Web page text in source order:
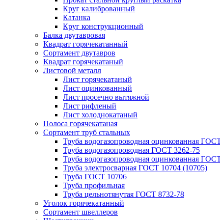
Круг калиброванный
Катанка
Круг конструкционный
Балка двутавровая
Квадрат горячекатанный
Сортамент двутавров
Квадрат горячекатаный
Листовой металл
Лист горячекатаный
Лист оцинкованный
Лист просечно вытяжной
Лист рифленый
Лист холоднокатаный
Полоса горячекатаная
Сортамент труб стальных
Труба водогазопроводная оцинкованная
Труба водогазопроводная ГОСТ 3262-75
Труба водогазопроводная оцинкованная
Труба электросварная ГОСТ 10704 (10705)
Труба ГОСТ 10706
Труба профильная
Труба цельнотянутая ГОСТ 8732-78
Уголок горячекатанный
Сортамент швеллеров